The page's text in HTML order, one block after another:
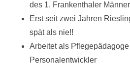
des 1. Frankenthaler
Erst seit zwei Jahren
spät als nie!!
Arbeitet als Pflegepädagoge
Personalentwickler